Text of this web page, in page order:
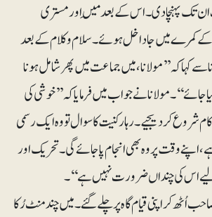
ان تک پہنچا دی۔ اس کے بعد مَیں اور مستری
کمرے میں جاداخل ہوئے۔ سلام و کلام کے بعد
کہا کہ ’’مولانا، میں جماعت میں پھر شامل ہونا
جائے‘‘۔ مولانا نے جواب میں فرمایا کہ ’’خوشی کی
کردیجیے۔ رہا رکنیت کا سوال تو وہ ایک رسمی
اپنے وقت پر وہ بھی انجام پاجائے گی۔ تحریک اور
اس کی چنداں ضرورت نہیں ہے‘‘۔
اُٹھ کر اپنی قیام گاہ پر چلے گئے۔ میں چند منٹ رُکا